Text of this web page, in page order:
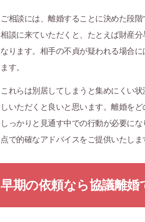
ご相談には、離婚することに決めた段
相談に来ていただくと、たとえば財産
なります。相手の不貞が疑われる場合
ます。
これらは別居してしまうと集めにくい
しいただくと良いと思います。離婚を
しっかりと見通す中での行動が必要に
点で的確なアドバイスをご提供いたしま
早期の依頼なら協議離婚